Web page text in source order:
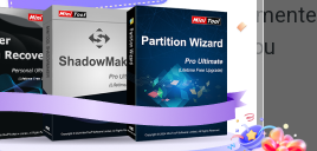
mas tentaremos novamente
quiser pesquisar na Web ou